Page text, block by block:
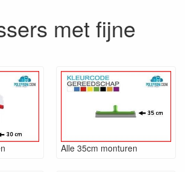
met fijne
Alle 35cm monturen